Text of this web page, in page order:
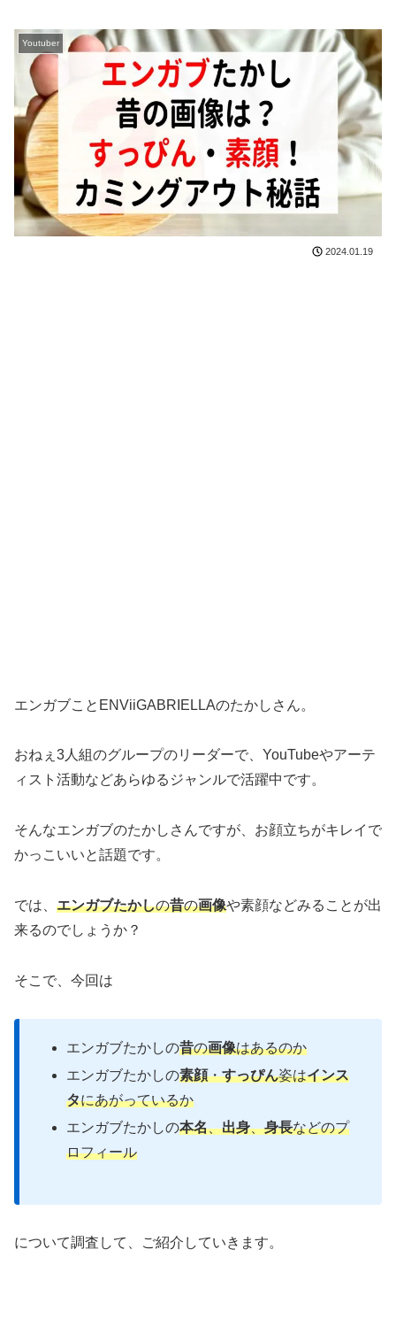
Youtuber
2024.01.19
エンガブことENViiGABRIELLAのたかしさん。
おねぇ3人組のグループのリーダーで、YouTubeやアーテ
ィスト活動などあらゆるジャンルで活躍中です。
そんなエンガブのたかしさんですが、お顔立ちがキレイで
かっこいいと話題です。
では、 エンガブたかしの昔の画像や素顔などみることが出
来るのでしょうか？
そこで、今回は
エンガブたかしの昔の画像はあるのか
エンガブたかしの素顔・すっぴん姿はインス
タにあがっているか
エンガブたかしの本名、出身、身長などのプ
ロフィール
について調査して、ご紹介していきます。